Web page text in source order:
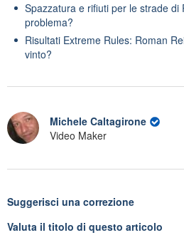
Spazzatura e rifiuti per le strade di
problema?
Risultati Extreme Rules: Roman
vinto?
Michele Caltagirone
Video Maker
Suggerisci una correzione
Valuta il titolo di questo articolo